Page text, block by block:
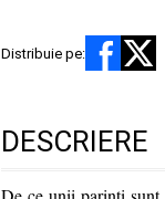
Distribuie pe:
DESCRIERE